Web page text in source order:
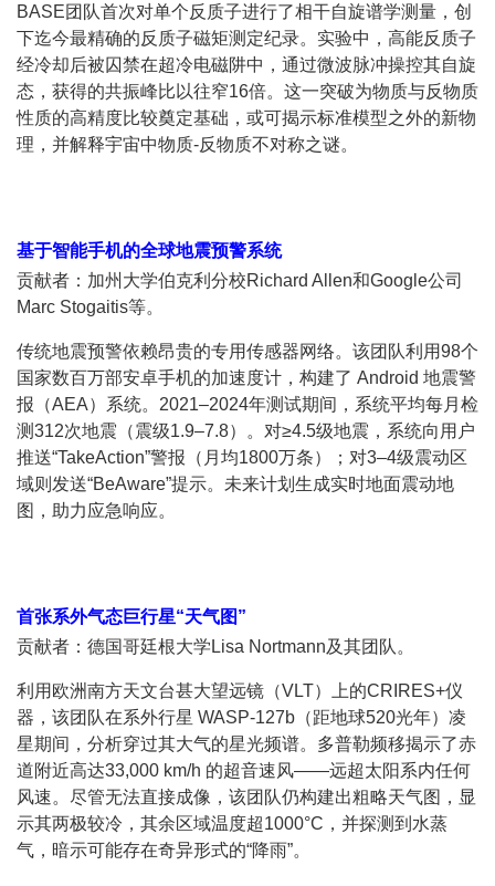
BASE团队首次对单个反质子进行了相干自旋谱学测量，创
下迄今最精确的反质子磁矩测定纪录。实验中，高能反质子
经冷却后被囚禁在超冷电磁阱中，通过微波脉冲操控其自旋
态，获得的共振峰比以往窄16倍。这一突破为物质与反物质
性质的高精度比较奠定基础，或可揭示标准模型之外的新物
理，并解释宇宙中物质-反物质不对称之谜。
基于智能手机的全球地震预警系统
贡献者：加州大学伯克利分校Richard Allen和Google公司
Marc Stogaitis等。
传统地震预警依赖昂贵的专用传感器网络。该团队利用98个
国家数百万部安卓手机的加速度计，构建了 Android 地震警
报（AEA）系统。2021–2024年测试期间，系统平均每月检
测312次地震（震级1.9–7.8）。对≥4.5级地震，系统向用户
推送“TakeAction”警报（月均1800万条）；对3–4级震动区
域则发送“BeAware”提示。未来计划生成实时地面震动地
图，助力应急响应。
首张系外气态巨行星“天气图”
贡献者：德国哥廷根大学Lisa Nortmann及其团队。
利用欧洲南方天文台甚大望远镜（VLT）上的CRIRES+仪
器，该团队在系外行星 WASP-127b（距地球520光年）凌
星期间，分析穿过其大气的星光频谱。多普勒频移揭示了赤
道附近高达33,000 km/h 的超音速风——远超太阳系内任何
风速。尽管无法直接成像，该团队仍构建出粗略天气图，显
示其两极较冷，其余区域温度超1000°C，并探测到水蒸
气，暗示可能存在奇异形式的“降雨”。